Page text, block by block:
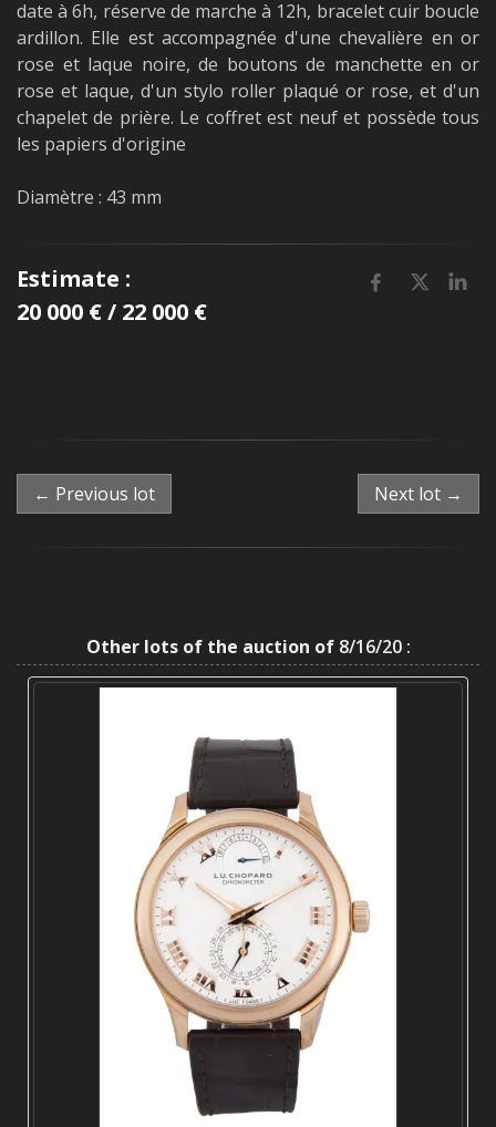
date à 6h, réserve de marche à 12h, bracelet cuir boucle
ardillon. Elle est accompagnée d'une chevalière en or
rose et laque noire, de boutons de manchette en or
rose et laque, d'un stylo roller plaqué or rose, et d'un
chapelet de prière. Le coffret est neuf et possède tous
les papiers d'origine
Diamètre : 43 mm
Estimate :
20 000 € / 22 000 €
← Previous lot Next lot →
Other lots of the auction of8/16/20 :